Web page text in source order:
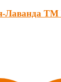
Лаванда ТМ